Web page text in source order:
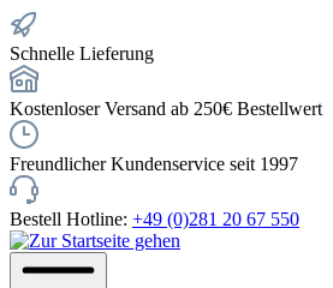
Schnelle Lieferung
Kostenloser Versand ab 250€ Bestellwert
Freundlicher Kundenservice seit 1997
Bestell Hotline: +49 (0)281 20 67 550